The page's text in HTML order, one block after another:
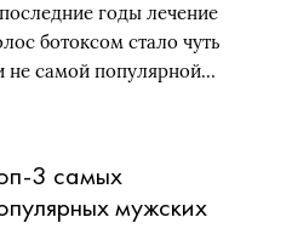
годы лечение
ботоксом стало чуть
не самой популярной…
3 самых
мужских